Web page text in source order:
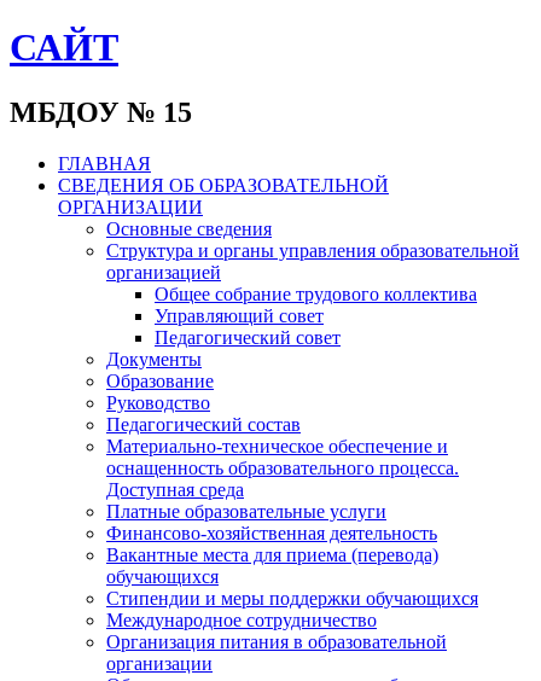
САЙТ
МБДОУ № 15
ГЛАВНАЯ
СВЕДЕНИЯ ОБ ОБРАЗОВАТЕЛЬНОЙ
ОРГАНИЗАЦИИ
Основные сведения
Структура и органы управления образовательной
организацией
Общее собрание трудового коллектива
Управляющий совет
Педагогический совет
Документы
Образование
Руководство
Педагогический состав
Материально-техническое обеспечение и
оснащенность образовательного процесса.
Доступная среда
Платные образовательные услуги
Финансово-хозяйственная деятельность
Вакантные места для приема (перевода)
обучающихся
Стипендии и меры поддержки обучающихся
Международное сотрудничество
Организация питания в образовательной
организации